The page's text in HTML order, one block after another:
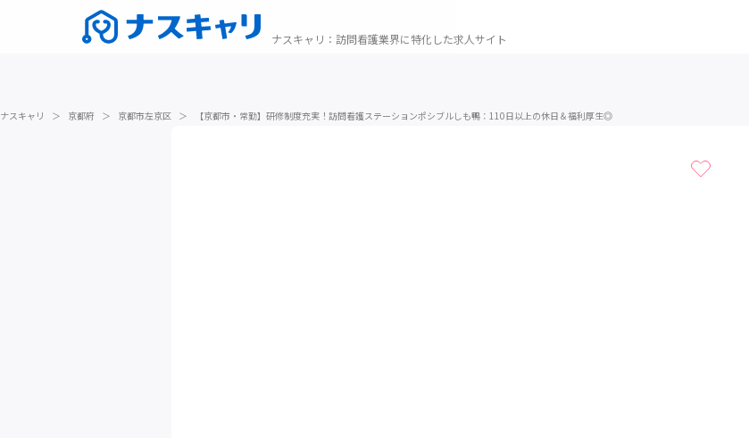
ナスキャリ ： 訪問看護業界に特化した求人サイト
ナスキャリ ＞ 京都府 ＞ 京都市左京区 ＞ 【京都市・常勤】研修制度充実！訪問看護ステーションポシブルしも鴨：110日以上の休日＆福利厚生◎